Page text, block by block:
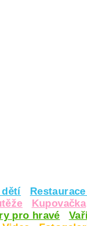
dětí
Kupovačka
pro hravé